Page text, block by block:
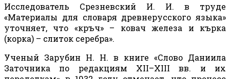
Исследователь Срезневский И. И. в труде
«Материалы для словаря древнерусского языка»
уточняет, что «кръч» – ковач железа и кърка
(корка) – слиток серебра».
Ученый Зарубин Н. Н. в книге «Слово Даниила
Заточника по редакциям XII–XIII вв. и их